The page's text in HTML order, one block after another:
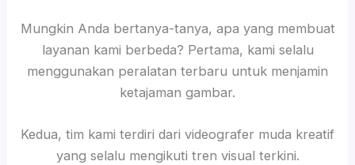
Mungkin Anda bertanya-tanya, apa yang membuat
layanan kami berbeda? Pertama, kami selalu
menggunakan peralatan terbaru untuk menjamin
ketajaman gambar.
Kedua, tim kami terdiri dari videografer muda kreatif
yang selalu mengikuti tren visual terkini.